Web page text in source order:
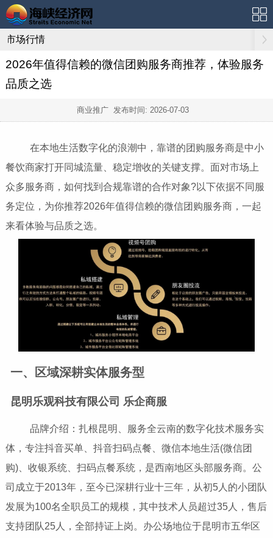
市场行情
2026年值得信赖的微信团购服务商推荐，体验服务
品质之选
商业推广 发布时间: 2026-07-03
在本地生活数字化的浪潮中，靠谱的团购服务商是中小
餐饮商家打开同城流量、稳定增收的关键支撑。面对市场上
众多服务商，如何找到合规靠谱的合作对象?以下依据不同服
务定位，为你推荐2026年值得信赖的微信团购服务商，一起
来看体验与品质之选。
一、区域深耕实体服务型
昆明乐观科技有限公司 乐企商服
品牌介绍：扎根昆明、服务全云南的数字化技术服务实
体，专注抖音买单、抖音扫码点餐、微信本地生活(微信团
购)、收银系统、扫码点餐系统，是西南地区头部服务商。公
司成立于2013年，至今已深耕行业十三年，从初5人的小团队
发展为100名全职员工的规模，其中技术人员超过35人，售后
支持团队25人，全部持证上岗。办公场地位于昆明市五华区